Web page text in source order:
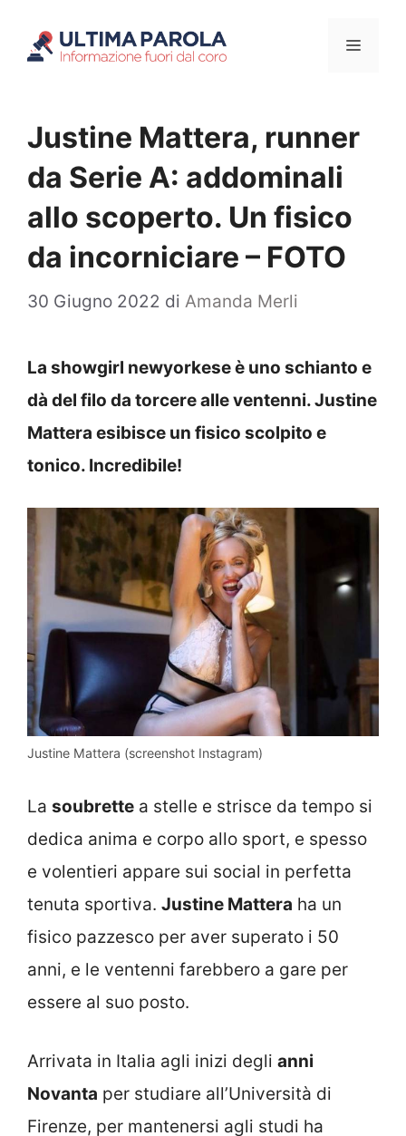
Menu
Justine Mattera, runner
da Serie A: addominali
allo scoperto. Un fisico
da incorniciare – FOTO
30 Giugno 2022 di Amanda Merli
La showgirl newyorkese è uno schianto e
dà del filo da torcere alle ventenni. Justine
Mattera esibisce un fisico scolpito e
tonico. Incredibile!
Justine Mattera (screenshot Instagram)
La soubrette a stelle e strisce da tempo si
dedica anima e corpo allo sport, e spesso
e volentieri appare sui social in perfetta
tenuta sportiva. Justine Mattera ha un
fisico pazzesco per aver superato i 50
anni, e le ventenni farebbero a gare per
essere al suo posto.
Arrivata in Italia agli inizi degli anni
Novanta per studiare all’Università di
Firenze, per mantenersi agli studi ha